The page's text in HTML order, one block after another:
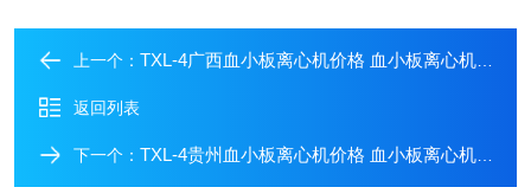
上一个： TXL-4广西血小板离心机价格 血小板离心机厂家
返回列表
下一个： TXL-4贵州血小板离心机价格 血小板离心机厂家